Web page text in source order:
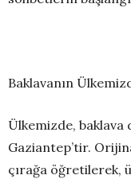
Baklavanın
Ülkemizde, baklava
Gaziantep’tir.
çırağa öğretilerek,